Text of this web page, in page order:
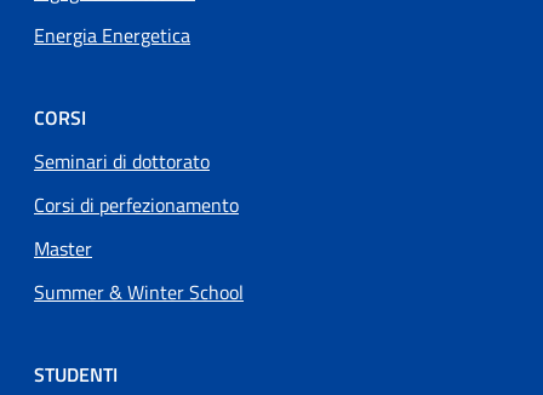
Energia Energetica
CORSI
Seminari di dottorato
Corsi di perfezionamento
Master
Summer & Winter School
STUDENTI